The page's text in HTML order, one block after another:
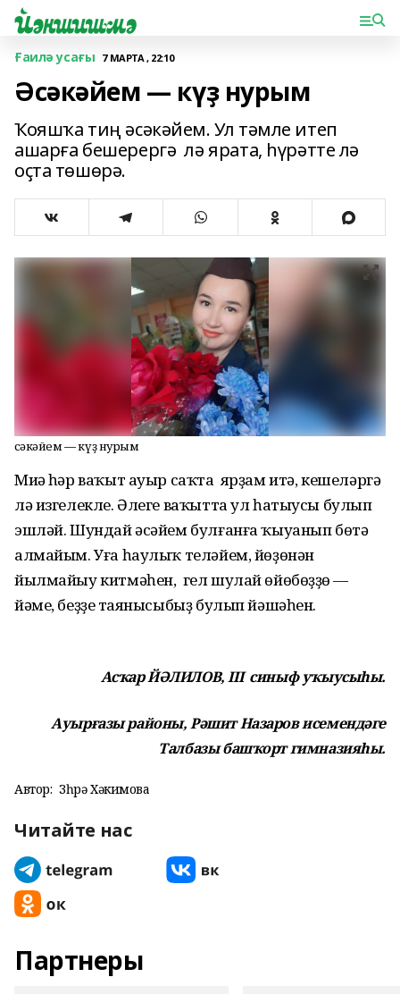
Ғаилә усағы 7 МАРТА , 22:10
Әсәкәйем — күҙ нурым
Ҡояшҡа тиң әсәкәйем. Ул тәмле итеп
ашарға бешерергә лә ярата, һүрәтте лә
оҫта төшөрә.
Әсәкәйем — күҙ нурым
Миңә һәр ваҡыт ауыр саҡта ярҙам итә, кешеләргә
лә изгелекле. Әлеге ваҡытта ул һатыусы булып
эшләй. Шундай әсәйем булғанға ҡыуанып бөтә
алмайым. Уға һаулыҡ теләйем, йөҙөнән
йылмайыу китмәһен, гел шулай өйөбөҙҙөң —
йәме, беҙҙең таянысыбыҙ булып йәшәһен.
Асҡар ЙӘЛИЛОВ, III синыф уҡыусыһы.
Ауырғазы районы, Рәшит Назаров исемендәге
Талбазы башҡорт гимназияһы.
Автор: Зөһрә Хәкимова
Читайте нас
Партнеры